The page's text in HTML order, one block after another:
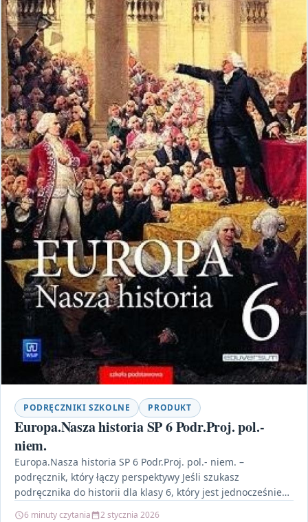
PODRĘCZNIKI SZKOLNE PRODUKT
Europa.Nasza historia SP 6 Podr.Proj. pol.-
niem.
Europa.Nasza historia SP 6 Podr.Proj. pol.- niem. –
podręcznik, który łączy perspektywy Jeśli szukasz
podręcznika do historii dla klasy 6, który jest jednocześnie
6 minuty czytania 2 stycznia 2026